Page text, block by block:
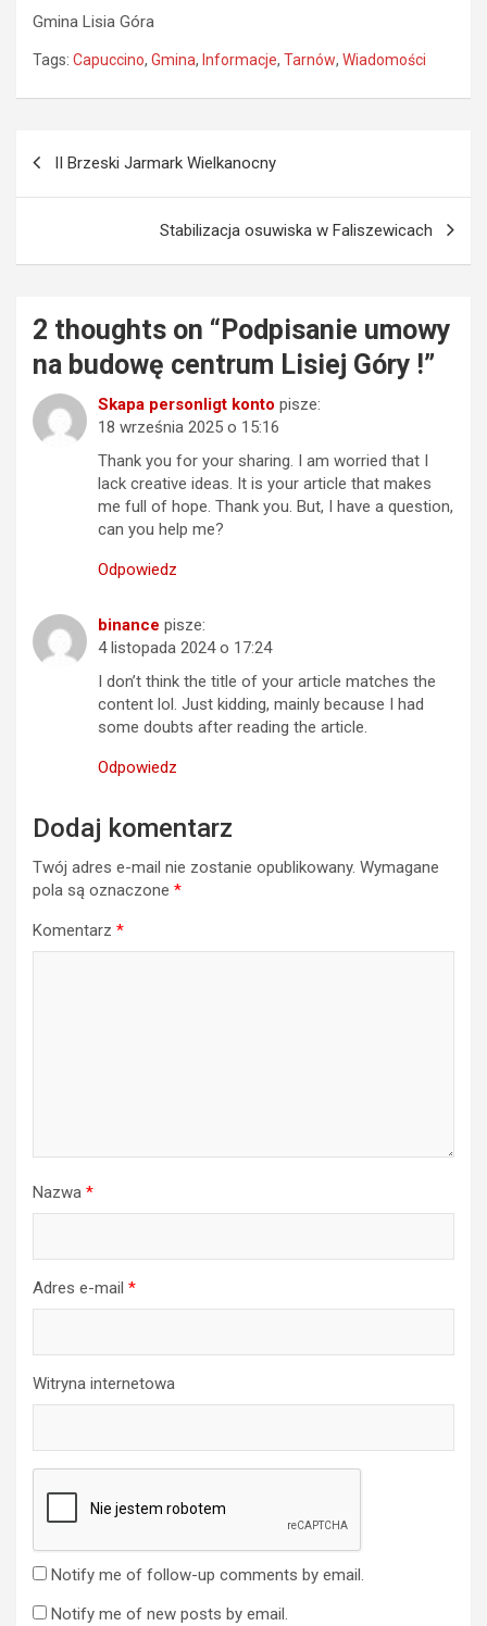
Gmina Lisia Góra
Tags: Capuccino, Gmina, Informacje, Tarnów, Wiadomości
II Brzeski Jarmark Wielkanocny
Stabilizacja osuwiska w Faliszewicach
2 thoughts on “ Podpisanie umowy
na budowę centrum Lisiej Góry !”
Skapa personligt konto pisze:
18 września 2025 o 15:16
Thank you for your sharing. I am worried that I
lack creative ideas. It is your article that makes
me full of hope. Thank you. But, I have a question,
can you help me?
Odpowiedz
binance pisze:
4 listopada 2024 o 17:24
I don’t think the title of your article matches the
content lol. Just kidding, mainly because I had
some doubts after reading the article.
Odpowiedz
Dodaj komentarz
Twój adres e-mail nie zostanie opublikowany. Wymagane
pola są oznaczone *
Komentarz *
Nazwa *
Adres e-mail *
Witryna internetowa
Notify me of follow-up comments by email.
Notify me of new posts by email.